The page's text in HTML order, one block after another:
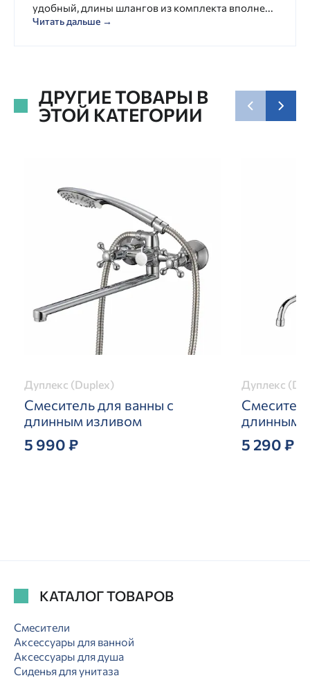
удобный, длины шлангов из комплекта вполне...
Читать дальше →
ДРУГИЕ ТОВАРЫ В
ЭТОЙ КАТЕГОРИИ
Дуплекс (Duplex)
Смеситель для ванны с
длинным изливом
5 990 ₽
Дуплекс
длинным
5 290 ₽
КАТАЛОГ ТОВАРОВ
Смесители
Аксессуары для ванной
Аксессуары для душа
Сиденья для унитаза